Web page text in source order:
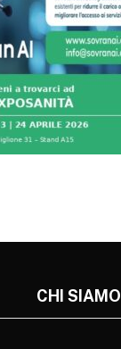
CHI SIAMO